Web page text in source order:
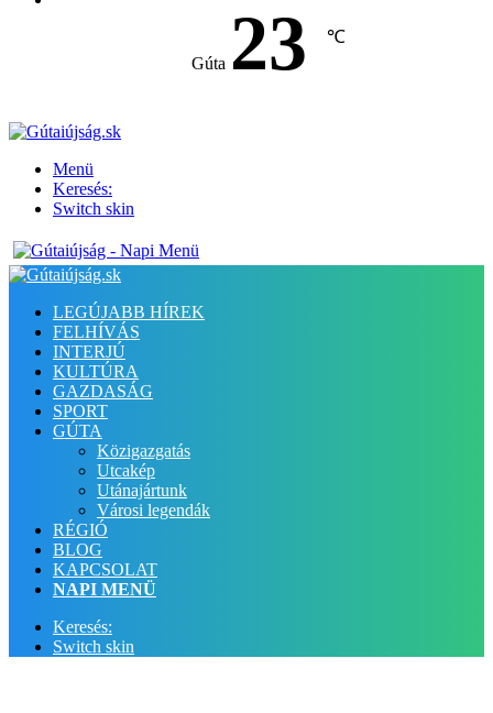
Gúta 23 ℃
Menü
Keresés:
Switch skin
LEGÚJABB HÍREK
FELHÍVÁS
INTERJÚ
KULTÚRA
GAZDASÁG
SPORT
GÚTA
Közigazgatás
Utcakép
Utánajártunk
Városi legendák
RÉGIÓ
BLOG
KAPCSOLAT
NAPI MENÜ
Keresés:
Switch skin